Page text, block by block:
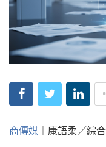
商傳媒 ｜康語柔／綜